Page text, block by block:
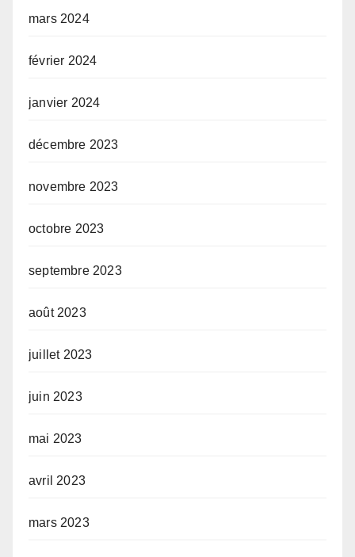
mars 2024
février 2024
janvier 2024
décembre 2023
novembre 2023
octobre 2023
septembre 2023
août 2023
juillet 2023
juin 2023
mai 2023
avril 2023
mars 2023